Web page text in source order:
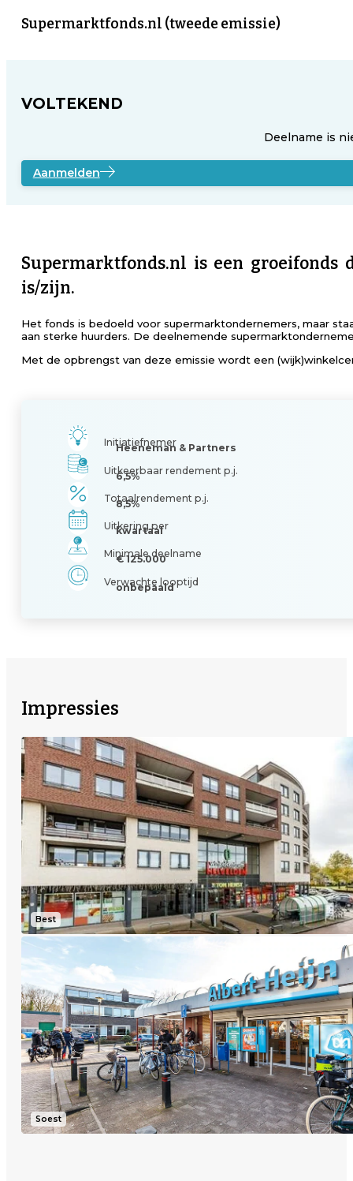
Supermarktfonds.nl (tweede emissie)
VOLTEKEND
Deelname is
Aanmelden
Supermarktfonds.nl is een
is/zijn.
Het fonds is bedoeld voor supermarktondernemers, maar
aan sterke huurders. De deelnemende
Met de opbrengst van deze emissie wordt een
Initiatiefnemer
Heeneman & Partners
Uitkeerbaar rendement p.j.
6,5%
Totaalrendement p.j.
8,5%
Uitkering per
kwartaal
Minimale deelname
€ 125.000
Verwachte looptijd
onbepaald
Impressies
Best
Soest